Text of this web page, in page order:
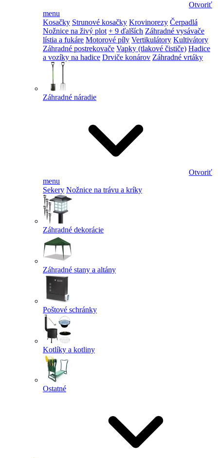
Otvoriť
menu
Kosačky Strunové kosačky Krovinorezy Čerpadlá
Nožnice na živý plot + 9 ďalších Záhradné vysávače
lístia a fukáre Motorové píly Vertikulátory Kultivátory
Záhradné postrekovače Vapky (tlakové čističe) Hadice
a vozíky na hadice Drviče konárov Záhradné vrtáky
Záhradné náradie
Otvoriť
menu
Sekery Nožnice na trávu a kríky
Záhradné dekorácie
Záhradné stany a altány
Poštové schránky
Kotlíky a kotliny
Ostatné